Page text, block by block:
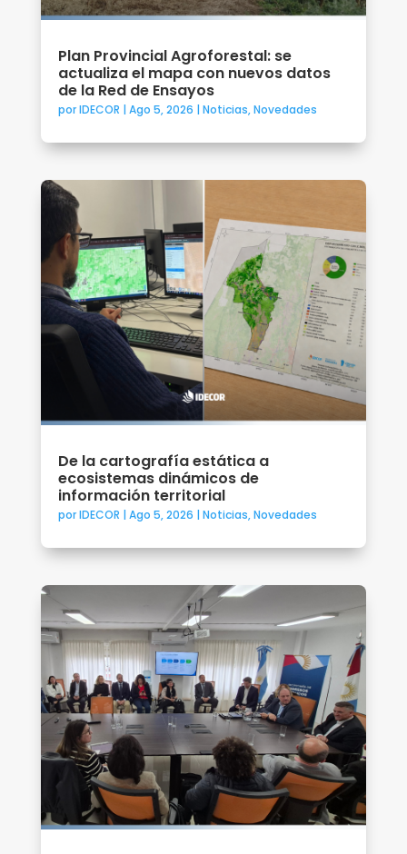
Plan Provincial Agroforestal: se
actualiza el mapa con nuevos datos
de la Red de Ensayos
porIDECOR | Ago 5, 2026 | Noticias,Novedades
De la cartografía estática a
ecosistemas dinámicos de
información territorial
porIDECOR | Ago 5, 2026 | Noticias,Novedades